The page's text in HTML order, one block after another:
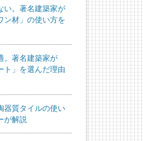
い。著名建築家が
ン材」の使い方を
。著名建築家が
ト」を選んだ理由
器質タイルの使い
が解説